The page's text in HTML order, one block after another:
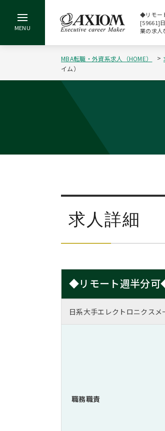
◆リモー
[59661]
業の求人
MBA転職・外資系求人（HOME）
イム）
求人詳細
◆リモート週半分可
日系大手エレクトロニクスメ
職務職責